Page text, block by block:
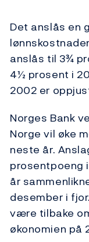
Det anslås en
anslås til 3¾
4½ prosent i
2002 er
Norges Bank
Norge vil øke
neste år.
prosentpoeng
år
desember i
være tilbake
økonomien på